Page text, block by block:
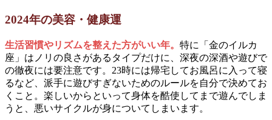
2024年の美容・健康運
生活習慣やリズムを整えた方がいい年。 特に「金のイルカ
座」はノリの良さがあるタイプだけに、深夜の深酒や遊びで
の徹夜には要注意です。23時には帰宅してお風呂に入って寝
るなど、派手に遊びすぎないためのルールを自分で決めてお
くこと。楽しいからといって身体を酷使してまで遊んでしま
うと、悪いサイクルが身についてしまいます。